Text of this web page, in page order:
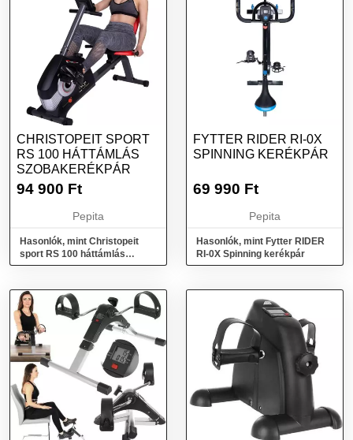
CHRISTOPEIT SPORT
RS 100 HÁTTÁMLÁS
SZOBAKERÉKPÁR
94 900 Ft
Pepita
Hasonlók, mint Christopeit
sport RS 100 háttámlás
szobakerékpár
FYTTER RIDER RI-0X
SPINNING KERÉKPÁR
69 990 Ft
Pepita
Hasonlók, mint Fytter RIDER
RI-0X Spinning kerékpár